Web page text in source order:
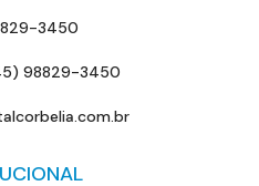
3450
98829-3450